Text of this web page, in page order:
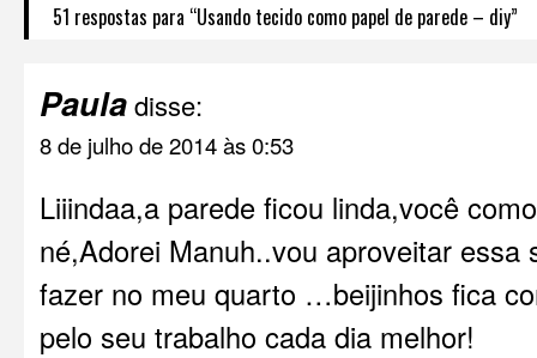
51 respostas para “Usando tecido como papel de parede – diy”
Pauladisse:
8 de julho de 2014 às 0:53
Liiindaa,a parede ficou linda,você
né,Adorei Manuh..vou aproveitar essa
fazer no meu quarto …beijinhos fica
pelo seu trabalho cada dia melhor!